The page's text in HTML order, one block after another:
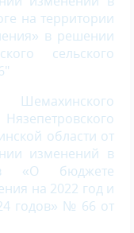
на территории
в решении
сельского
Шемахинского
области от
изменений в
«О бюджете
на 2022 год и
годов» № 66 от